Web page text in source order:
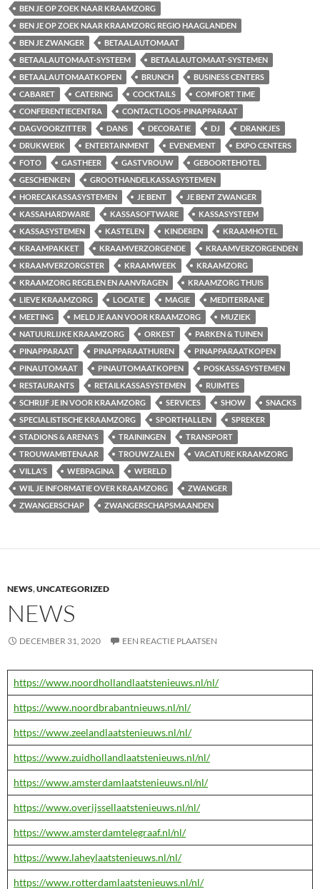
BEN JE OP ZOEK NAAR KRAAMZORG
BEN JE OP ZOEK NAAR KRAAMZORG REGIO HAAGLANDEN
BEN JE ZWANGER
BETAALAUTOMAAT
BETAALAUTOMAAT-SYSTEEM
BETAALAUTOMAAT-SYSTEMEN
BETAALAUTOMAATKOPEN
BRUNCH
BUSINESS CENTERS
CABARET
CATERING COCKTAILS
COMFORT TIME
CONFERENTIECENTRA
CONTACTLOOS-PINAPPARAAT
DAGVOORZITTER
DANS DECORATIE DJ
DRANKJES
DRUKWERK
ENTERTAINMENT EVENEMENT
EXPO CENTERS
FOTO
GASTHEER GASTVROUW
GEBOORTEHOTEL
GESCHENKEN
GROOTHANDELKASSASYSTEMEN
HORECAKASSASYSTEMEN
JE BENT
JE BENT ZWANGER
KASSAHARDWARE
KASSASOFTWARE
KASSASYSTEEM
KASSASYSTEMEN
KASTELEN KINDEREN
KRAAMHOTEL
KRAAMPAKKET
KRAAMVERZORGENDE
KRAAMVERZORGENDEN
KRAAMVERZORGSTER
KRAAMWEEK
KRAAMZORG
KRAAMZORG REGELEN EN AANVRAGEN
KRAAMZORG THUIS
LIEVE KRAAMZORG
LOCATIE MAGIE
MEDITERRANE
MEETING
MELD JE AAN VOOR KRAAMZORG
MUZIEK
NATUURLIJKE KRAAMZORG
ORKEST
PARKEN & TUINEN
PINAPPARAAT
PINAPPARAATHUREN
PINAPPARAATKOPEN
PINAUTOMAAT
PINAUTOMAATKOPEN
POSKASSASYSTEMEN
RESTAURANTS
RETAILKASSASYSTEMEN
RUIMTES
SCHRIJF JE IN VOOR KRAAMZORG
SERVICES SHOW
SNACKS
SPECIALISTISCHE KRAAMZORG
SPORTHALLEN
SPREKER
STADIONS & ARENA'S
TRAININGEN
TRANSPORT
TROUWAMBTENAAR
TROUWZALEN
VACATURE KRAAMZORG
VILLA'S
WEBPAGINA
WERELD
WIL JE INFORMATIE OVER KRAAMZORG
ZWANGER
ZWANGERSCHAP
ZWANGERSCHAPSMAANDEN
NEWS,UNCATEGORIZED
NEWS
DECEMBER 31, 2020 EEN REACTIE PLAATSEN
https://www.noordhollandlaatstenieuws.nl/nl/
https://www.noordbrabantnieuws.nl/nl/
https://www.zeelandlaatstenieuws.nl/nl/
https://www.zuidhollandlaatstenieuws.nl/nl/
https://www.amsterdamlaatstenieuws.nl/nl/
https://www.overijssellaatstenieuws.nl/nl/
https://www.amsterdamtelegraaf.nl/nl/
https://www.laheylaatstenieuws.nl/nl/
https://www.rotterdamlaatstenieuws.nl/nl/